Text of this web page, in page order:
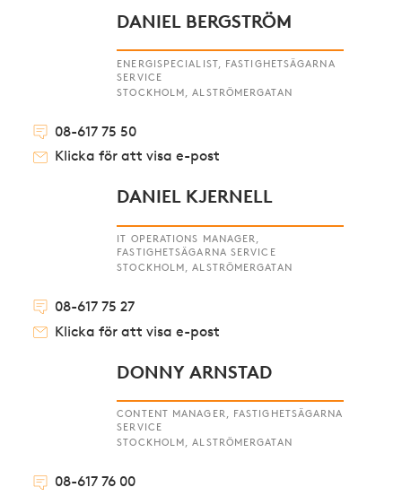
DANIEL BERGSTRÖM
ENERGISPECIALIST, FASTIGHETSÄGARNA
SERVICE
STOCKHOLM, ALSTRÖMERGATAN
08-617 75 50
Klicka för att visa e-post
DANIEL KJERNELL
IT OPERATIONS MANAGER,
FASTIGHETSÄGARNA SERVICE
STOCKHOLM, ALSTRÖMERGATAN
08-617 75 27
Klicka för att visa e-post
DONNY ARNSTAD
CONTENT MANAGER, FASTIGHETSÄGARNA
SERVICE
STOCKHOLM, ALSTRÖMERGATAN
08-617 76 00